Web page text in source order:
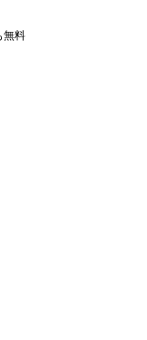
無料